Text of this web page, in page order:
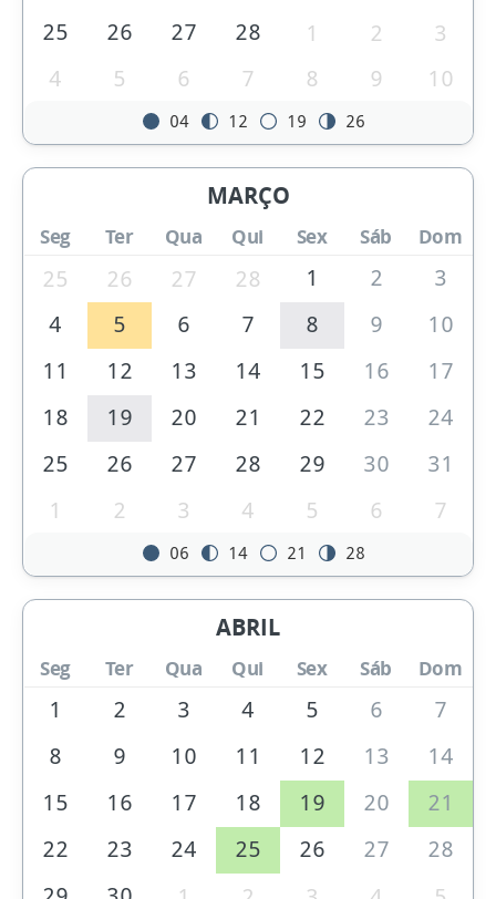
25
26 27 28 1 2
3
4
5 6 7 8 9 10
04 12 19 26
MARÇO
Seg Ter Qua Qui Sex Sáb Dom
25 26 27 28 1 2
3
4
5 6 7 8 9
10
11
12 13 14 15 16
17
18
19 20 21 22 23
24
25
26 27 28 29 30
31
1
2 3 4 5 6 7
06 14 21 28
ABRIL
Seg Ter Qua Qui Sex Sáb Dom
1 2 3 4 5 6
7
8
9 10 11 12 13
14
15
16 17 18 19 20
21
22
23 24 25 26 27
28